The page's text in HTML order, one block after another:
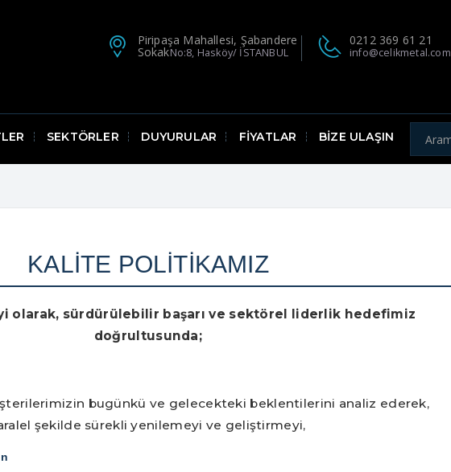
0212 369 61 21
info@celikmetal.com
Piripaşa Mahallesi, Şabandere
SokakNo:8, Hasköy/ İSTANBUL
SEKTÖRLER DUYURULAR FİYATLAR BİZE ULAŞIN
KALİTE POLİTİKAMIZ
olarak, sürdürülebilir başarı ve sektörel liderlik hedefimiz
doğrultusunda;
bugünkü ve gelecekteki beklentilerini analiz ederek,
şekilde sürekli yenilemeyi ve geliştirmeyi,